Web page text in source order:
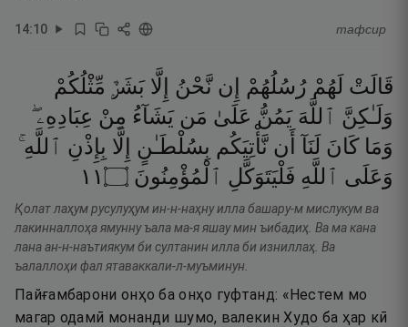
14:10 тафсир
قَالَتْ لَهُمْ رُسُلُهُمْ إِن نَّحْنُ إِلَّا بَشَرٌۭ مِّثْلُكُمْ
وَلَـٰكِنَّ ٱللَّهَ يَمُنُّ عَلَىٰ مَن يَشَآءُ مِنْ عِبَادِهِۦ ۖ
وَمَا كَانَ لَنَآ أَن نَّأْتِيَكُم بِسُلْطَـٰنٍ إِلَّا بِإِذْنِ ٱللَّهِ ۚ
وَعَلَى ٱللَّهِ فَلْيَتَوَكَّلِ ٱلْمُؤْمِنُونَ ۝١١
Қолат лаҳум русулуҳум ин-н-наҳну илла башару-м мислукум ва
лакинналлоҳа ямунну ъала ма-я яшау мин ъибадиҳ. Ва ма кана
лана ан-н-наътиякум би султанин илла би изниллаҳ. Ва
ъалаллоҳи фал ятаваккали-л-муъминун.
Пайғамбарони онҳо ба онҳо гуфтанд: «Нестем мо
магар одамӣ монанди шумо, валекин Худо ба ҳар кӣ